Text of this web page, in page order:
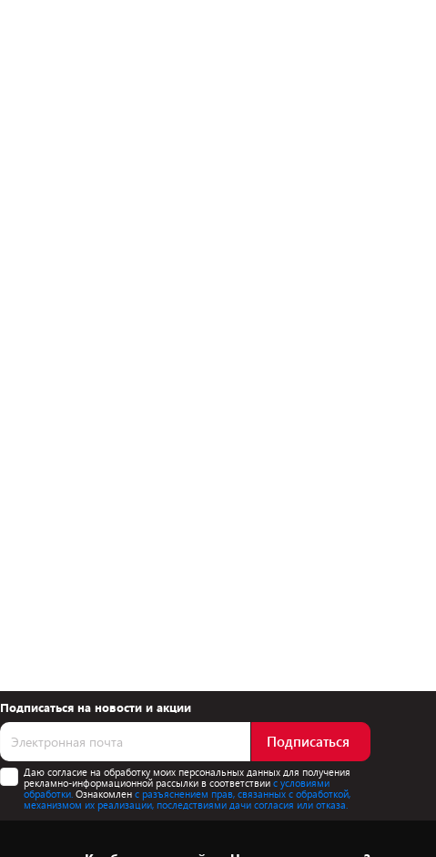
Подписаться на новости и акции
Подписаться
Даю согласие на обработку моих персональных данных для получения
рекламно-информационной рассылки в соответствиис условиями
обработки. Ознакомлен с разъяснением прав, связанных с обработкой,
механизмом их реализации, последствиями дачи согласия или отказа.